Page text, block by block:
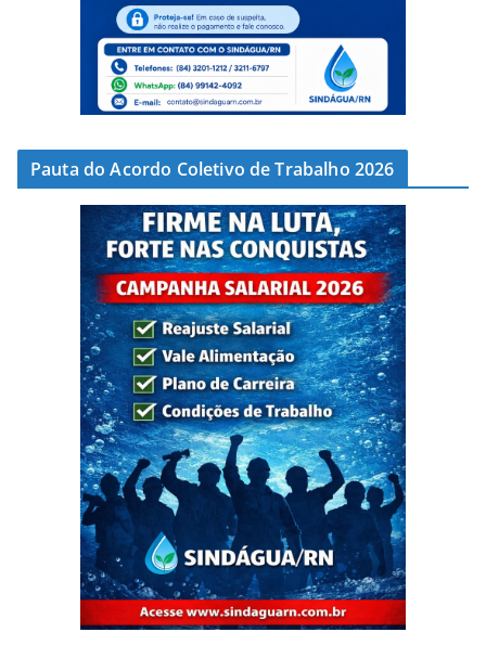
Pauta do Acordo Coletivo de Trabalho 2026